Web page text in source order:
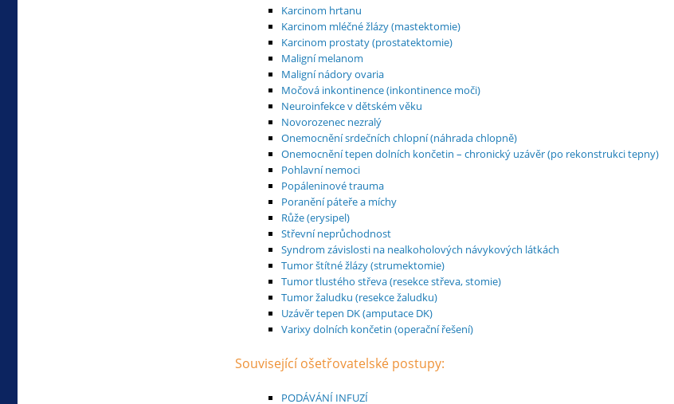
Karcinom hrtanu
Karcinom mléčné žlázy (mastektomie)
Karcinom prostaty (prostatektomie)
Maligní melanom
Maligní nádory ovaria
Močová inkontinence (inkontinence moči)
Neuroinfekce v dětském věku
Novorozenec nezralý
Onemocnění srdečních chlopní (náhrada chlopně)
Onemocnění tepen dolních končetin – chronický uzávěr (po rekonstrukci tepny)
Pohlavní nemoci
Popáleninové trauma
Poranění páteře a míchy
Růže (erysipel)
Střevní neprůchodnost
Syndrom závislosti na nealkoholových návykových látkách
Tumor štítné žlázy (strumektomie)
Tumor tlustého střeva (resekce střeva, stomie)
Tumor žaludku (resekce žaludku)
Uzávěr tepen DK (amputace DK)
Varixy dolních končetin (operační řešení)
Související ošetřovatelské postupy:
PODÁVÁNÍ INFUZÍ